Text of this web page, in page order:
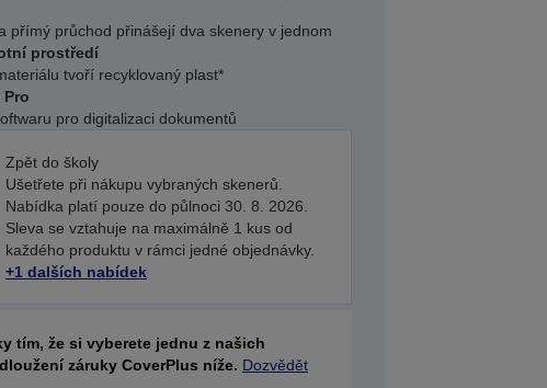
přímý průchod přinášejí dva skenery v jednom
prostředí
tvoří recyklovaný plast*
pro digitalizaci dokumentů
Zpět do školy
Ušetřete při nákupu vybraných skenerů.
Nabídka platí pouze do půlnoci 30. 8. 2026.
Sleva se vztahuje na maximálně 1 kus od
každého produktu v rámci jedné objednávky.
+1 dalších nabídek
tím, že si vyberete jednu z našich
záruky CoverPlus níže. Dozvědět